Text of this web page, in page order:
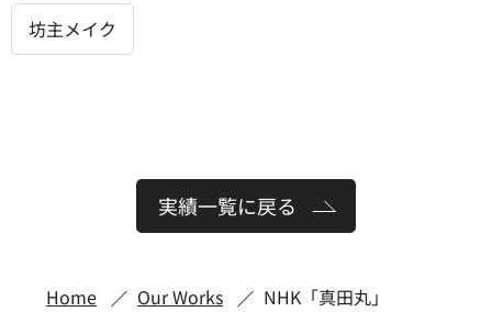
坊主メイク
実績一覧に戻る
Home Our Works NHK「真田丸」